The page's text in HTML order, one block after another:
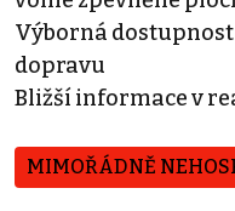
Výborná
dopravu
Bližší informace v
MIMOŘÁDNĚ